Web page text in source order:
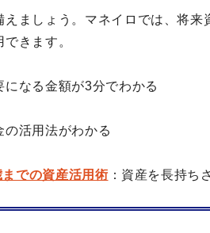
ましょう。マネイロでは、将来
きます。
になる金額が3分でわかる
の活用法がわかる
での資産活用術 ：資産を長持ち